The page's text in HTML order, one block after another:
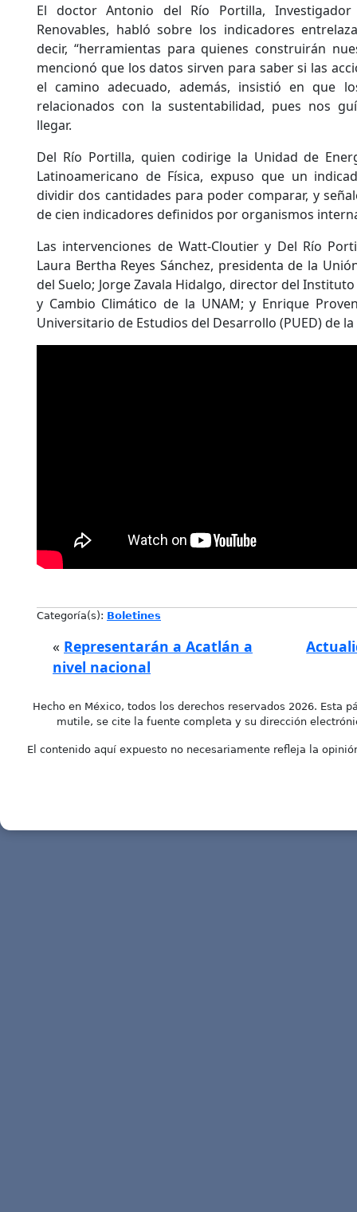
El doctor Antonio del Río Portilla,
Renovables, habló sobre los indicadores
decir, “herramientas para quienes construirán
mencionó que los datos sirven para saber si las
el camino adecuado, además, insistió en que
relacionados con la sustentabilidad, pues nos
llegar.
Del Río Portilla, quien codirige la Unidad de
Latinoamericano de Física, expuso que un
dividir dos cantidades para poder comparar, y
de cien indicadores definidos por organismos
Las intervenciones de Watt-Cloutier y Del Río
Laura Bertha Reyes Sánchez, presidenta de la
del Suelo; Jorge Zavala Hidalgo, director del
y Cambio Climático de la UNAM; y Enrique
Universitario de Estudios del Desarrollo (PUED) de la
Categoría(s): Boletines
« Representarán a Acatlán a
nivel nacional
Hecho en México, todos los derechos reservados 2026. Esta
mutile, se cite la fuente completa y su dirección
El contenido aquí expuesto no necesariamente refleja la